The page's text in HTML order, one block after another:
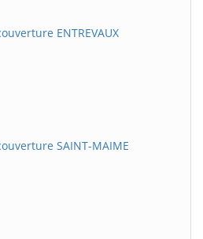
ENTREVAUX
SAINT-MAIME